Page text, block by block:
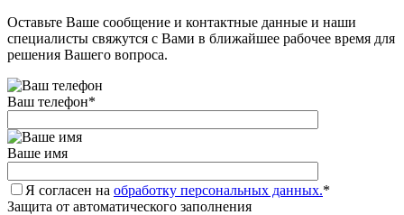
Оставьте Ваше сообщение и контактные данные и наши
специалисты свяжутся с Вами в ближайшее рабочее время для
решения Вашего вопроса.
Ваш телефон*
Ваше имя
Я согласен на обработку персональных данных.*
Защита от автоматического заполнения